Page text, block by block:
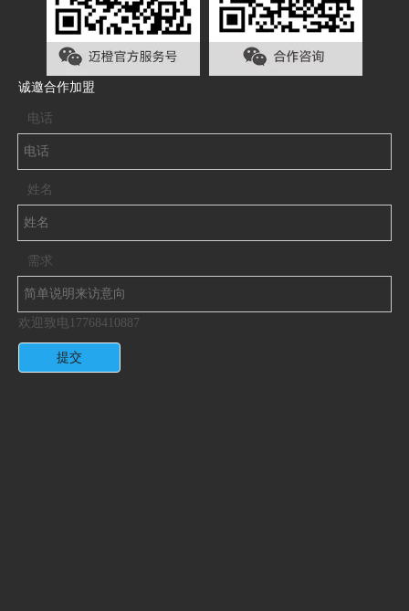
诚邀合作加盟
电话
姓名
需求
欢迎致电17768410887
提交